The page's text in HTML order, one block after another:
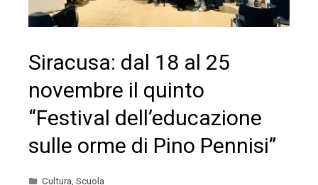
Siracusa: dal 18 al 25
novembre il quinto
“Festival dell’educazione
sulle orme di Pino Pennisi”
Cultura Scuola